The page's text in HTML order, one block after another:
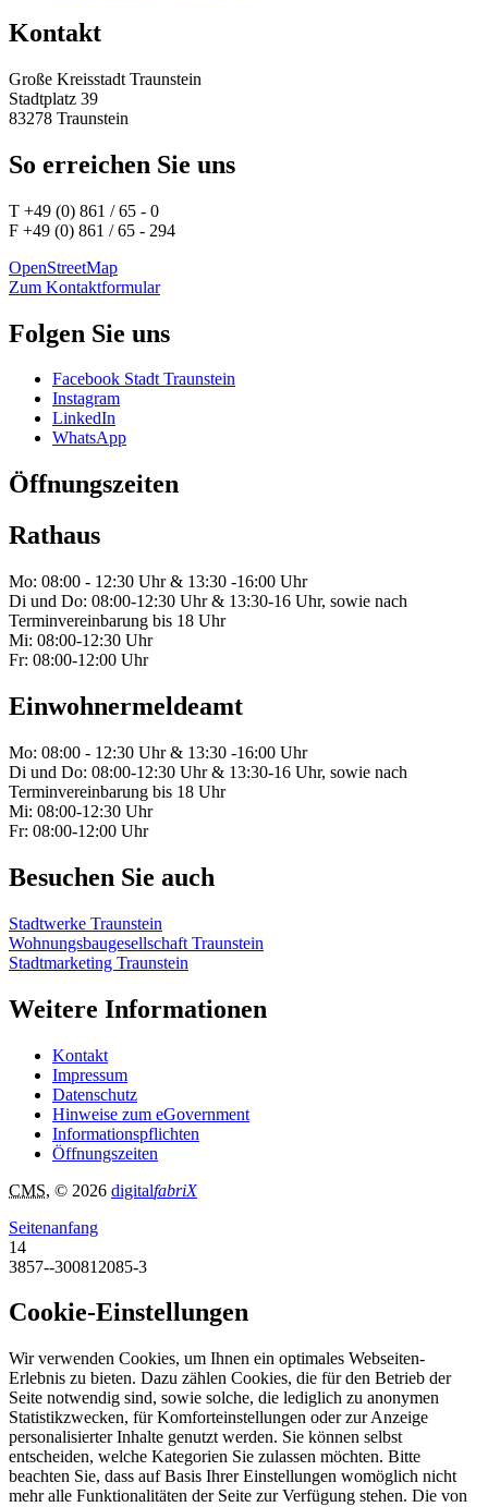
Kontakt
Große Kreisstadt Traunstein
Stadtplatz 39
83278 Traunstein
So erreichen Sie uns
T +49 (0) 861 / 65 - 0
F +49 (0) 861 / 65 - 294
OpenStreetMap
Zum Kontaktformular
Folgen Sie uns
Facebook Stadt Traunstein
Instagram
LinkedIn
WhatsApp
Öffnungszeiten
Rathaus
Mo: 08:00 - 12:30 Uhr & 13:30 -16:00 Uhr
Di und Do: 08:00-12:30 Uhr & 13:30-16 Uhr, sowie nach
Terminvereinbarung bis 18 Uhr
Mi: 08:00-12:30 Uhr
Fr: 08:00-12:00 Uhr
Einwohnermeldeamt
Mo: 08:00 - 12:30 Uhr & 13:30 -16:00 Uhr
Di und Do: 08:00-12:30 Uhr & 13:30-16 Uhr, sowie nach
Terminvereinbarung bis 18 Uhr
Mi: 08:00-12:30 Uhr
Fr: 08:00-12:00 Uhr
Besuchen Sie auch
Stadtwerke Traunstein
Wohnungsbaugesellschaft Traunstein
Stadtmarketing Traunstein
Weitere Informationen
Kontakt
Impressum
Datenschutz
Hinweise zum eGovernment
Informationspflichten
Öffnungszeiten
CMS, © 2026 digitalfabriX
Seitenanfang
14
3857--300812085-3
Cookie-Einstellungen
Wir verwenden Cookies, um Ihnen ein optimales Webseiten-
Erlebnis zu bieten. Dazu zählen Cookies, die für den Betrieb der
Seite notwendig sind, sowie solche, die lediglich zu anonymen
Statistikzwecken, für Komforteinstellungen oder zur Anzeige
personalisierter Inhalte genutzt werden. Sie können selbst
entscheiden, welche Kategorien Sie zulassen möchten. Bitte
beachten Sie, dass auf Basis Ihrer Einstellungen womöglich nicht
mehr alle Funktionalitäten der Seite zur Verfügung stehen. Die von